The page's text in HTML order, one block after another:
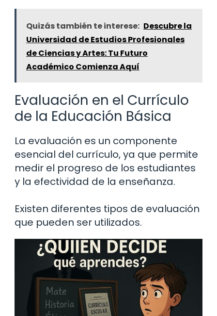
Quizás también te interese: Descubre la
Universidad de Estudios Profesionales
de Ciencias y Artes: Tu Futuro
Académico Comienza Aquí
Evaluación en el Currículo
de la Educación Básica
La evaluación es un componente
esencial del currículo, ya que permite
medir el progreso de los estudiantes
y la efectividad de la enseñanza.
Existen diferentes tipos de evaluación
que pueden ser utilizados.